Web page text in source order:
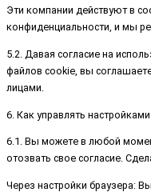
Эти компании действуют в
конфиденциальности, и мы
5.2. Давая согласие на
файлов cookie, вы
лицами.
6. Как управлять
6.1. Вы можете в любой
отозвать свое согласие.
Через настройки браузера: